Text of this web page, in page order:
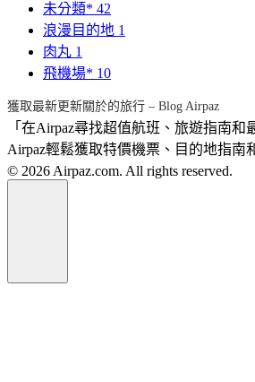
未分類* 42
浪漫目的地 1
肉丸 1
飛機場* 10
獲取最新更新關於的旅行 – Blog Airpaz
「在Airpaz尋找超值航班、旅遊指南和
Airpaz輕鬆獲取特價機票、目的地指南
© 2026 Airpaz.com. All rights reserved.